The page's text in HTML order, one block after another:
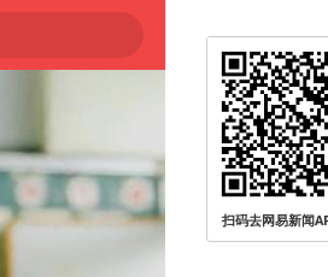
扫码去网易新闻